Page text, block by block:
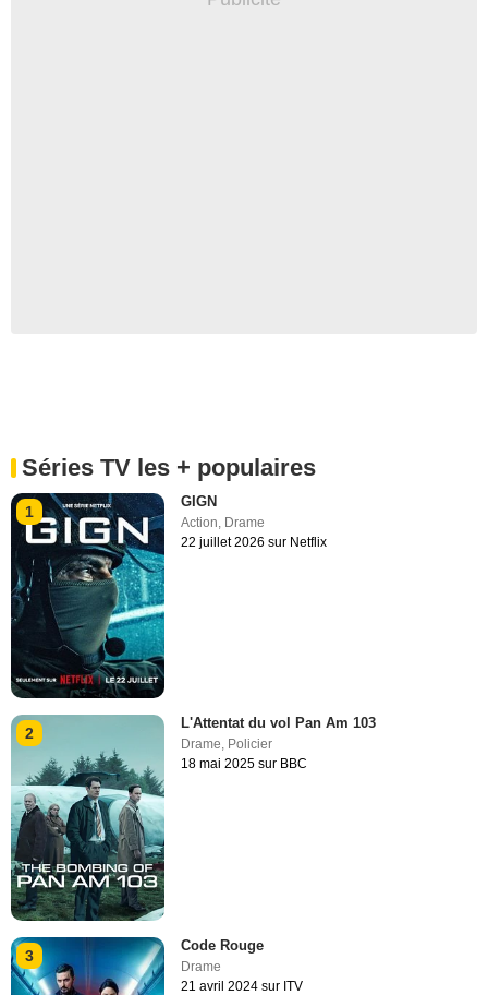
Séries TV les + populaires
1
GIGN
Action, Drame
22 juillet 2026 sur Netflix
2
L'Attentat du vol Pan Am 103
Drame, Policier
18 mai 2025 sur BBC
3
Code Rouge
Drame
21 avril 2024 sur ITV